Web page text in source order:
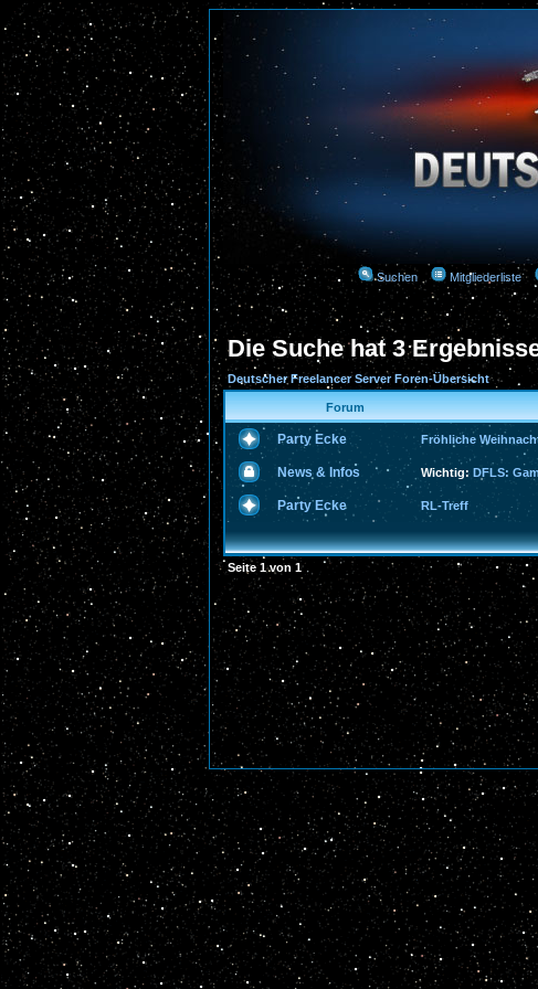
Suchen Mitgliederliste
Die Suche hat 3
Deutscher Freelancer Server Foren-Übersicht
Forum
Party Ecke Fröhliche
News & Infos Wichtig: DFLS:
Party Ecke RL-Treff
Seite 1von 1